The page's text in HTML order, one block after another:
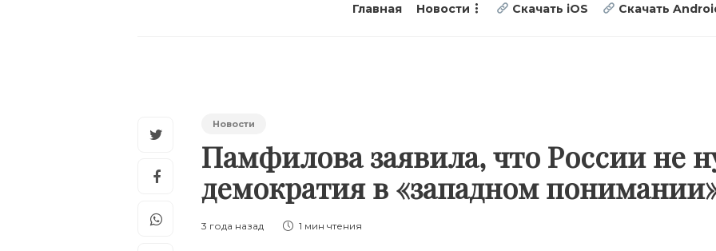
Главная Новости Скачать iOS Скачать
Новости
Памфилова заявила, что России не
демократия в «западном
3 года назад 1 мин чтения